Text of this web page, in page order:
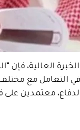
العالية،
مع مختلف
معتمدين على